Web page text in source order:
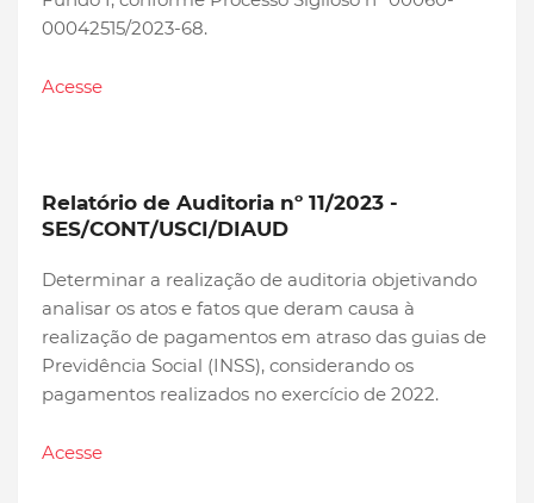
00042515/2023-68.
Acesse
Relatório de Auditoria nº 11/2023 -
SES/CONT/USCI/DIAUD
Determinar a realização de auditoria objetivando
analisar os atos e fatos que deram causa à
realização de pagamentos em atraso das guias de
Previdência Social (INSS), considerando os
pagamentos realizados no exercício de 2022.
Acesse